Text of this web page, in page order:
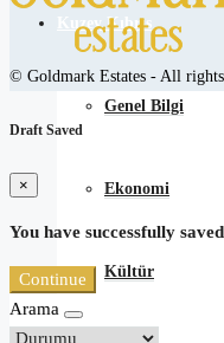
Kuzey Kıbrıs
Genel Bilgi
Ekonomi
Kültür
© Goldmark Estates - All rights
Draft Saved
×
You have successfully
Continue
Arama